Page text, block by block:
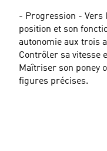
- Progression - Vers
position et son
autonomie aux trois
Contrôler sa vitesse
Maîtriser son poney
figures précises.